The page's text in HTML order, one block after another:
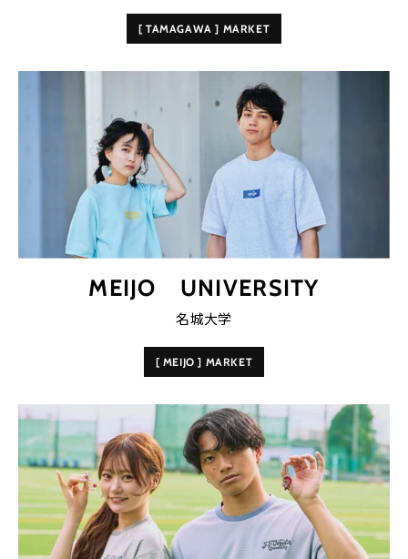
[ TAMAGAWA ] MARKET
MEIJO UNIVERSITY
名城大学
[ MEIJO ] MARKET